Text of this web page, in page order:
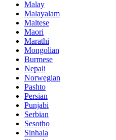
Malay
Malayalam
Maltese
Maori
Marathi
Mongolian
Burmese
Nepali
Norwegian
Pashto
Persian
Punjabi
Serbian
Sesotho
Sinhala